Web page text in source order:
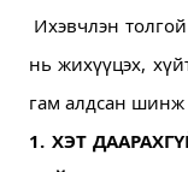
нь жихүүцэх,
гам алдсан шинж
1. ХЭТ